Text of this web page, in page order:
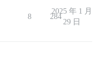
8 284
2025 年 1 月
29 日